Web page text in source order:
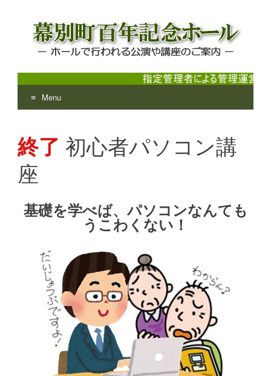
幕別町百年記念ホール
ホールで行われる公演や講座のご案内
Menu
content
終了初心者パソコン講
座
基礎を学べば、パソコンなんても
うこわくない！